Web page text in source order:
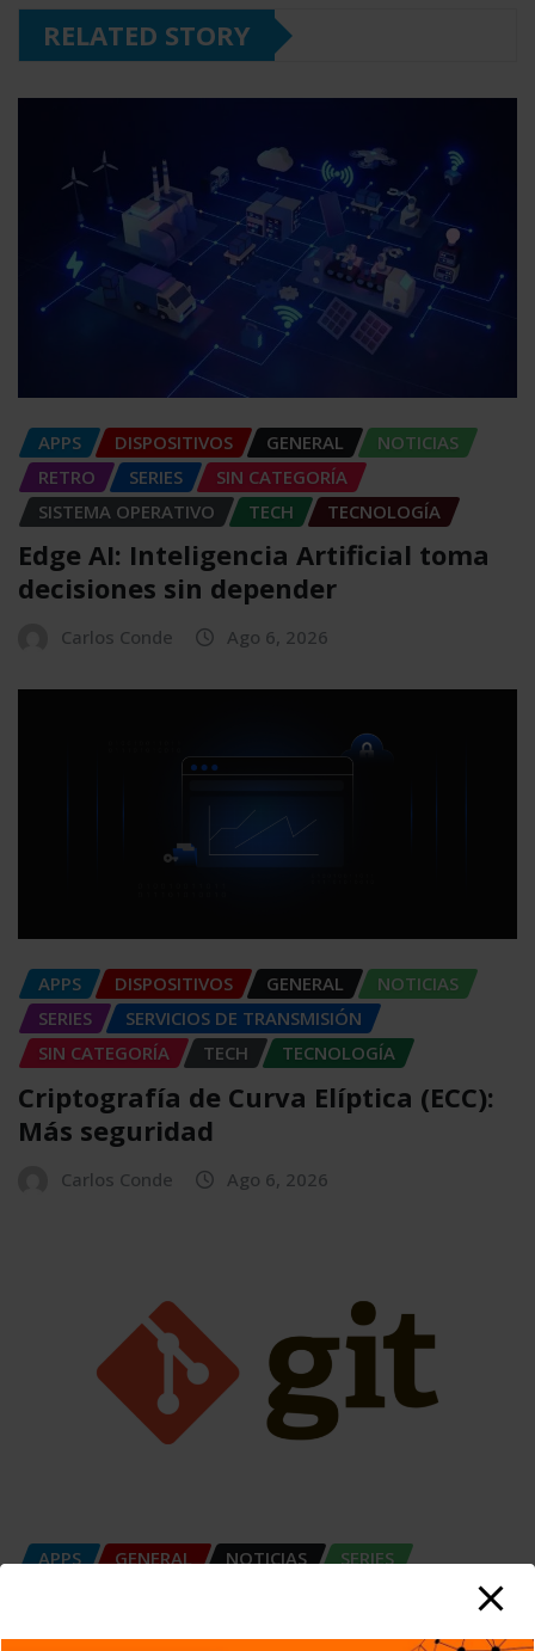
RELATED STORY
APPS DISPOSITIVOS GENERAL
NOTICIAS
RETRO
SERIES
SIN CATEGORÍA
SISTEMA OPERATIVO
TECH TECNOLOGÍA
Edge AI: Inteligencia Artificial toma
decisiones sin depender
Carlos Conde Ago 6, 2026
APPS DISPOSITIVOS GENERAL
NOTICIAS
SERIES
SERVICIOS DE TRANSMISIÓN
SIN CATEGORÍA
TECH TECNOLOGÍA
Criptografía de Curva Elíptica (ECC):
Más seguridad
Carlos Conde Ago 6, 2026
APPS GENERAL NOTICIAS
SERIES